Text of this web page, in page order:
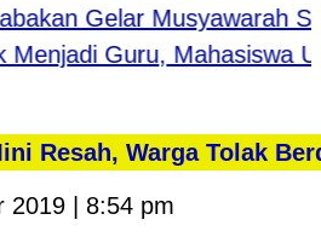
Gelar Musyawarah
Guru, Mahasiswa
Resah, Warga Tolak
2019 | 8:54 pm